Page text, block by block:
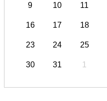
9 10 11
16 17 18
23 24 25
30 31 1